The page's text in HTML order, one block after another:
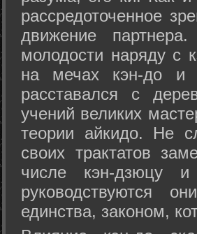
рассредоточенное
движение
молодости наряду с
на мечах кэн-до и
расставался с
учений великих
теории айкидо. Не
своих трактатов
числе кэн-дзюцу
руководствуются
единства, законом,